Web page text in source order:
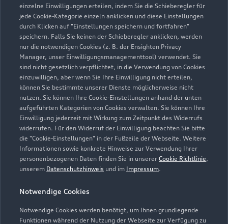
einzelne Einwilligungen erteilen, indem Sie die Schieberegler für
jede Cookie-Kategorie einzeln anklicken und diese Einstellungen
durch Klicken auf "Einstellungen speichern und fortfahren"
speichern. Falls Sie keinen der Schieberegler anklicken, werden
nur die notwendigen Cookies (z. B. der Ensighten Privacy
Manager, unser Einwilligungsmanagementtool) verwendet. Sie
sind nicht gesetzlich verpflichtet, in die Verwendung von Cookies
einzuwilligen, aber wenn Sie Ihre Einwilligung nicht erteilen,
können Sie bestimmte unserer Dienste möglicherweise nicht
nutzen. Sie können Ihre Cookie-Einstellungen anhand der unten
aufgeführten Kategorien von Cookies verwalten. Sie können Ihre
Einwilligung jederzeit mit Wirkung zum Zeitpunkt des Widerrufs
widerrufen. Für den Widerruf der Einwilligung beachten Sie bitte
die "Cookie-Einstellungen" in der Fußzeile der Webseite. Weitere
Informationen sowie konkrete Hinweise zur Verwendung Ihrer
personenbezogenen Daten finden Sie in unserer Cookie Richtlinie,
unserem Datenschutzhinweis und im Impressum.
Notwendige Cookies
Notwendige Cookies werden benötigt, um Ihnen grundlegende
Funktionen während der Nutzung der Webseite zur Verfügung zu
Friedrichstraße 57
54516 Wittlich
06571 97000
info@autohaus-kuhlo.de
Kontaktdaten herunterladen
Öffnungszeiten
Geschlossen